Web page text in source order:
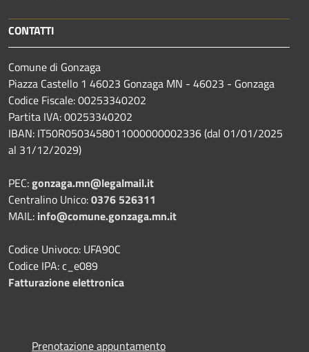
CONTATTI
Comune di Gonzaga
Piazza Castello 1 46023 Gonzaga MN - 46023 - Gonzaga
Codice Fiscale: 00253340202
Partita IVA: 00253340202
IBAN: IT50R0503458011000000002336 (dal 01/01/2025
al 31/12/2029)
PEC:gonzaga.mn@legalmail.it
Centralino Unico:0376 526311
MAIL: info@comune.gonzaga.mn.it
Codice Univoco: UFA90C
Codice IPA: c_e089
Fatturazione elettronica
Prenotazione appuntamento